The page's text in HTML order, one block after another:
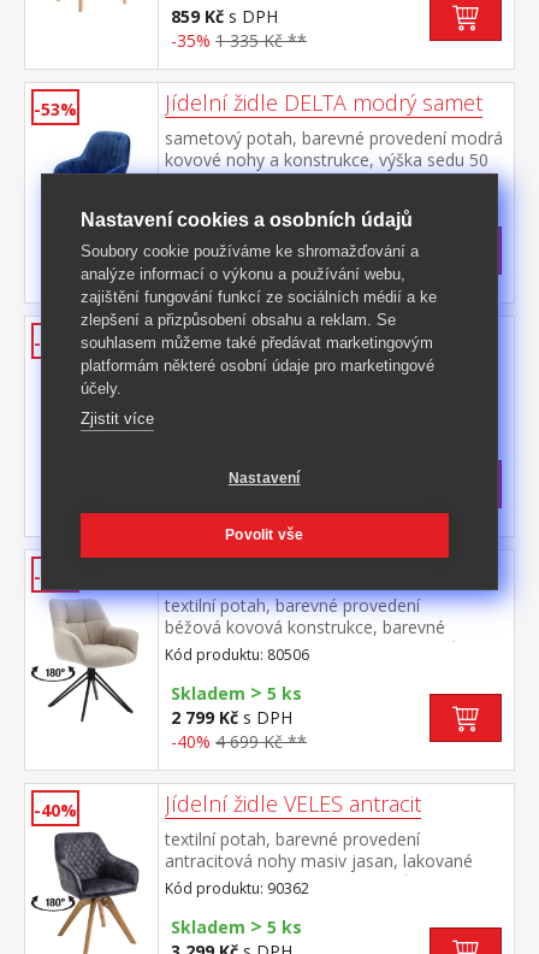
859 Kč s DPH
-35% 1 335 Kč **
-53% Jídelní židle DELTA modrý samet
sametový potah, barevné provedení modrá
kovové nohy a konstrukce, výška sedu 50
cm
Skladem>5 ks
1 699 Kčs DPH
-53% 3 665 Kč **
-41% Jídelní židle MOJITO béžová
textilní potah, barevné provedení
s DPH
-41% 1 699 Kč **
-40%
textilní potah, barevné provedení
béžová kovová konstrukce, barevné
provedení černá otočná o 180 stupňů výška
sedu 50 cm doporučená nosnost do 120 kg
Kód produktu: 80506
Skladem > 5 ks
2 799 Kč s DPH
-40% 4 699 Kč **
-40% Jídelní židle VELES antracit
textilní potah, barevné provedení
antracitová nohy masiv jasan, lakované
provedení otočná o 180 stupňů výška sedu
47 cm doporučená nosnost do 120 kg
Kód produktu: 90362
Skladem > 5 ks
Nastavení cookies a osobních údajů
Soubory cookie používáme ke shromažďování a
analýze informací o výkonu a používání webu,
zajištění fungování funkcí ze sociálních médií a ke
zlepšení a přizpůsobení obsahu a reklam. Se
souhlasem můžeme také předávat marketingovým
platformám některé osobní údaje pro marketingové
účely.
Zjistit více
Nastavení
Povolit vše